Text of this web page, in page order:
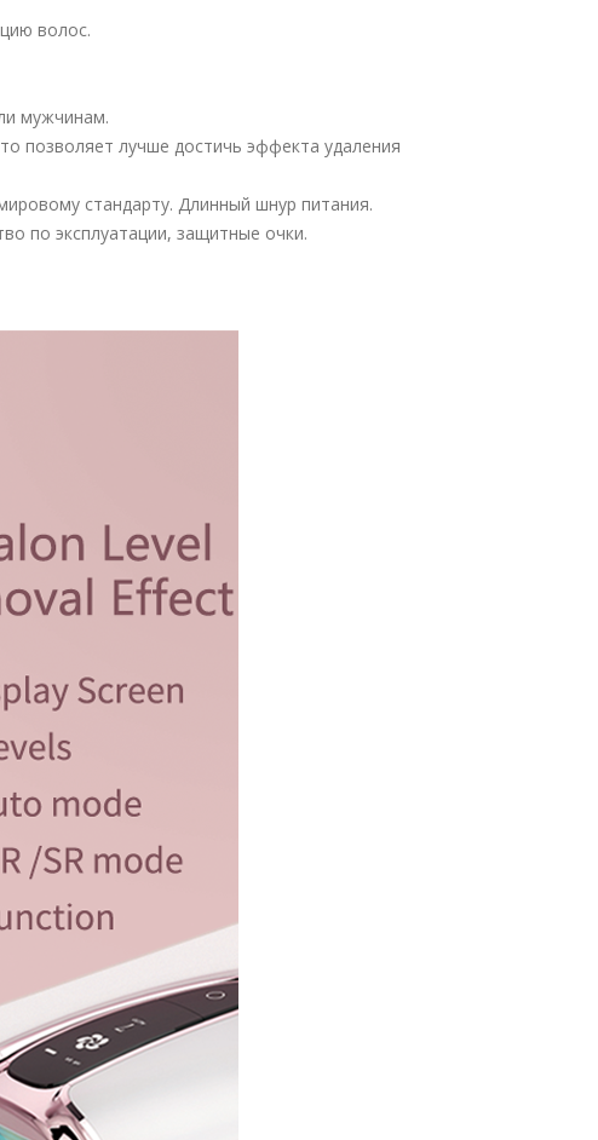
волос.
мужчинам.
позволяет лучше достичь эффекта удаления
стандарту. Длинный шнур питания.
по эксплуатации, защитные очки.